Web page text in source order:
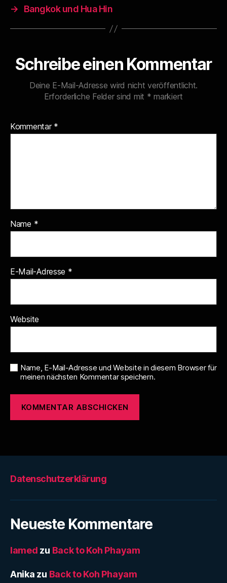
→ Bangkok und Hua Hin
Schreibe einen Kommentar
Deine E-Mail-Adresse wird nicht veröffentlicht.
Erforderliche Felder sind mit * markiert
Kommentar *
Name *
E-Mail-Adresse *
Website
Name, E-Mail-Adresse und Website in diesem Browser für
meinen nächsten Kommentar speichern.
Datenschutzerklärung
Neueste Kommentare
lamed zu Back to Koh Phayam
Anika zu Back to Koh Phayam